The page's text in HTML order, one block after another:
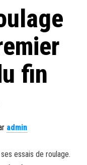
fin
admin
essais de roulage.